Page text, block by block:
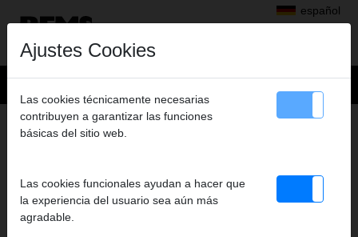
español
Productos>
Perforar con diamante, Rozas en muros con discos diamantados
REMS UDKB LS
125 X 420 X UNC 1 1/4
Art. nº. 181457 R
Ajustes Cookies
Las cookies técnicamente necesarias
contribuyen a garantizar las funciones
básicas del sitio web.
Las cookies funcionales ayudan a hacer que
la experiencia del usuario sea aún más
agradable.